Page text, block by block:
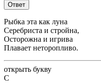
Ответ
Рыбка эта как луна
Серебриста и стройна,
Осторожна и игрива
Плавает неторопливо.
открыть букву
С